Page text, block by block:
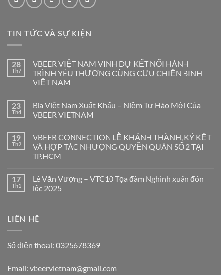
TIN TỨC VÀ SỰ KIỆN
28
Th7
VBEER VIỆT NAM VINH DỰ KẾT NỐI HÀNH
TRÌNH YÊU THƯƠNG CÙNG CỰU CHIẾN BINH
VIỆT NAM
23
Th4
Bia Việt Nam Xuất Khẩu – Niềm Tự Hào Mới Của
VBEER VIETNAM
19
Th2
VBEER CONNECTION LỄ KHÁNH THÀNH, KÝ KẾT
VÀ HỢP TÁC NHƯỢNG QUYỀN QUÁN SỐ 2 TẠI
TP.HCM
17
Th1
Lê Văn Vượng – VTC10 Tọa đàm Nghinh xuân đón
lộc 2025
LIÊN HỆ
Số điện thoại: 0325678369
Email: vbeervietnam@gmail.com